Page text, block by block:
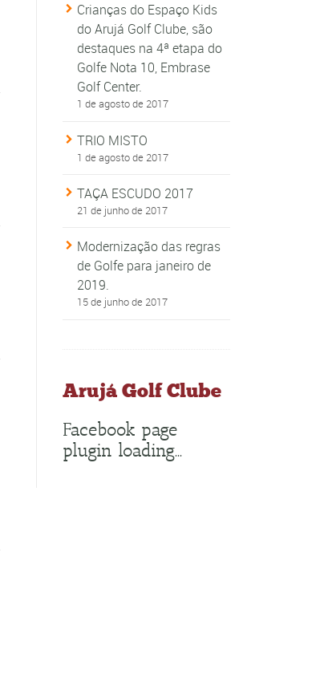
Crianças do Espaço Kids
do Arujá Golf Clube, são
destaques na 4ª etapa do
Golfe Nota 10, Embrase
Golf Center.
1 de agosto de 2017
TRIO MISTO
1 de agosto de 2017
TAÇA ESCUDO 2017
21 de junho de 2017
Modernização das regras
de Golfe para janeiro de
2019.
15 de junho de 2017
Arujá Golf Clube
Facebook page
plugin loading...